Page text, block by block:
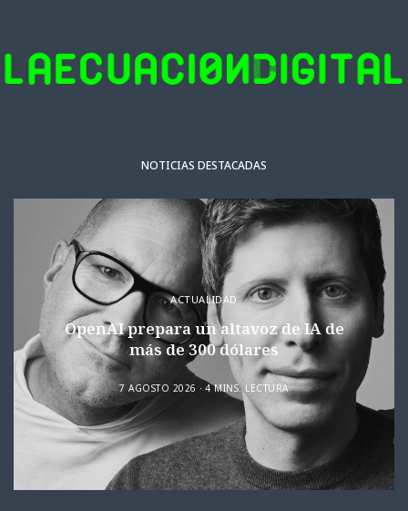
NOTICIAS DESTACADAS
ACTUALIDAD
OpenAI prepara un altavoz de IA de
más de 300 dólares
7 AGOSTO 2026 4 MINS. LECTURA